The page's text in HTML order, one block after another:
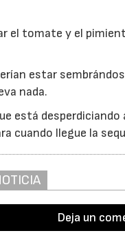
el tomate y el
estar
nada.
está
cuando llegue la
Deja un